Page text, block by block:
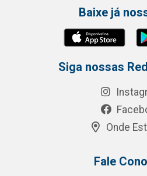
Baixe já
Siga nossas
Onde
Fale